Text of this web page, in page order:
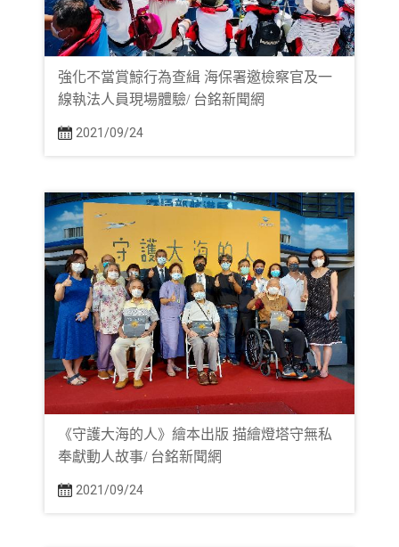
強化不當賞鯨行為查緝 海保署邀檢察官及一
線執法人員現場體驗/ 台銘新聞網
2021/09/24
《守護大海的人》繪本出版 描繪燈塔守無私
奉獻動人故事/ 台銘新聞網
2021/09/24